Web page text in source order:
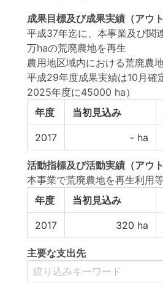
成果目標及び成果実績 （アウ
平成37年迄に、本事業及び関
万haの荒廃農地を再生
農用地区域内における荒廃農
平成29年度成果実績は10月確
2025年度に45000 ha）
年度
当初見込み
2017 - ha
活動指標及び活動実績 （アウ
本事業で荒廃農地を再生利用
年度
当初見込み
2017 320 ha
主要な支出先